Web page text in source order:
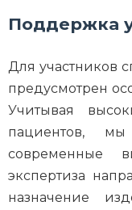
Поддержка
Для участников
предусмотрен
Учитывая
пациентов,
современные
экспертиза
назначение